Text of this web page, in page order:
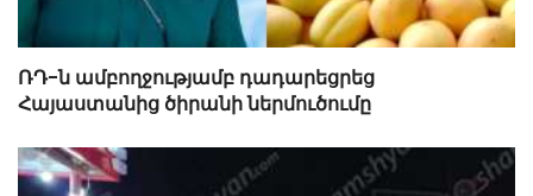
ՌԴ-ն ամբողջությամբ դադարեցրեց
Հայաստանից ծիրանի ներմուծումը